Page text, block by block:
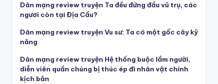
Dân mạng review truyện Ta đều đứng đầu vũ trụ, các
ngươi còn tại Địa Cầu?
Dân mạng review truyện Vu sư: Ta có một gốc cây kỹ
năng
Dân mạng review truyện Hệ thống buộc lầm người,
diễn viên quần chúng bị thúc ép đi nhân vật chính
kịch bản